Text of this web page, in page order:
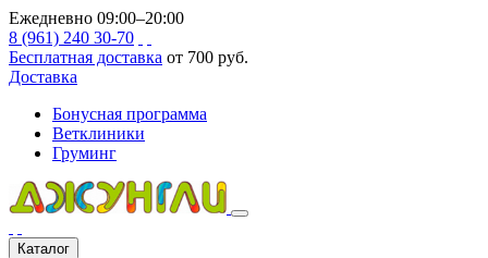
Ежедневно 09:00–20:00
8 (961) 240 30-70
Бесплатная доставка от 700 руб.
Доставка
Бонусная программа
Ветклиники
Груминг
Каталог